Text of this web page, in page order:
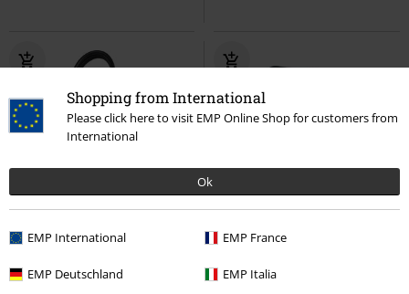
Shopping from International
Please click here to visit EMP Online Shop for customers from
International
Ok
EMP International EMP France
EMP Deutschland EMP Italia
Papa Church Of Nite